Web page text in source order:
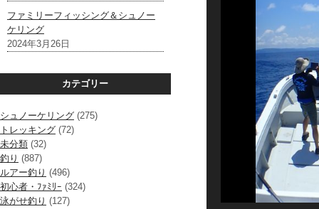
ファミリーフィッシング＆シュノー
ケリング
2024年3月26日
カテゴリー
シュノーケリング (275)
トレッキング (72)
未分類 (32)
釣り (887)
ルアー釣り (496)
初心者・ﾌｧﾐﾘｰ (324)
泳がせ釣り (127)